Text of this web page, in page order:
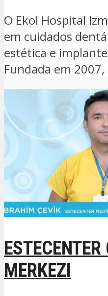
O Ekol Hospital
em cuidados
estética e
Fundada em 2007,
MERKEZI